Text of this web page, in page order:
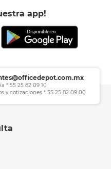
app!
* 55 25 82 09 10
y cotizaciones * 55 25 82 09 00